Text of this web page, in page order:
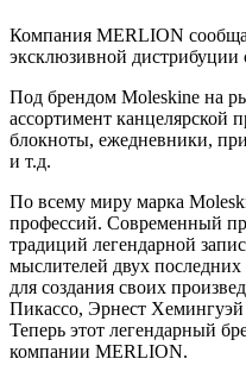
Компания MERLION
эксклюзивной дистрибуции
Под брендом Moleskine на
ассортимент канцелярской
блокноты, ежедневники,
и т.д.
По всему миру марка
профессий. Современный
традиций легендарной
мыслителей двух последних
для создания своих
Пикассо, Эрнест
Теперь этот легендарный
компании MERLION.